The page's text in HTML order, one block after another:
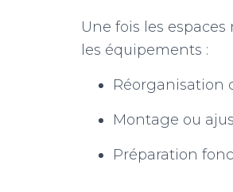
Une fois les
les équipements :
Réorganisation
Montage ou
Préparation